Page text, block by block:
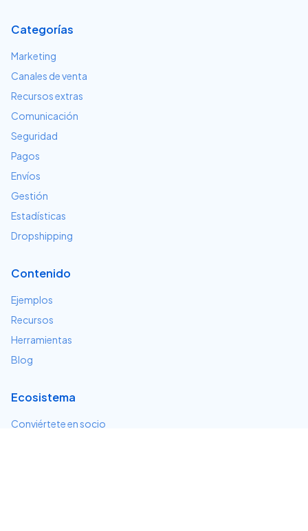
Categorías
Marketing
Canales de venta
Recursos extras
Comunicación
Seguridad
Pagos
Envíos
Gestión
Estadísticas
Dropshipping
Contenido
Ejemplos
Recursos
Herramientas
Blog
Ecosistema
Conviértete en socio